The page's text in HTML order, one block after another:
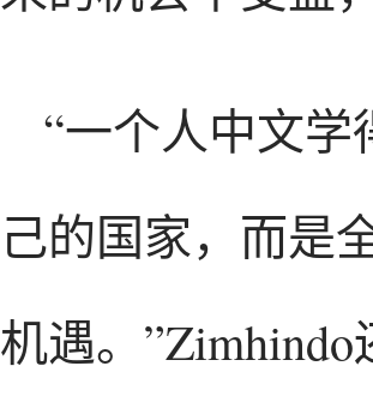
“一个人中文
己的国家，而是
机遇。